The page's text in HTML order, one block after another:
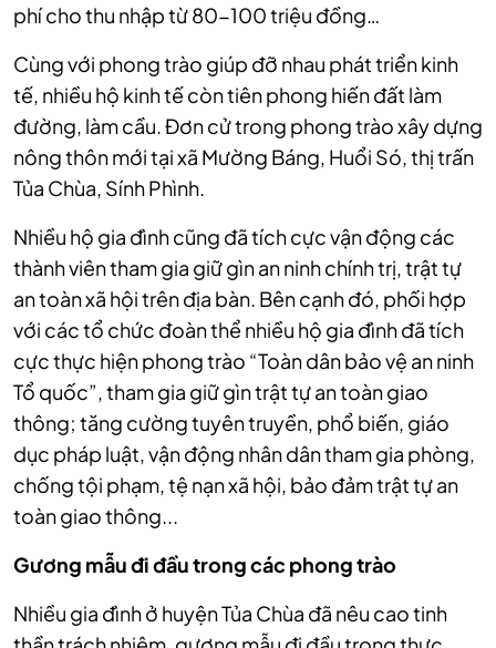
phí cho thu nhập từ 80-100 triệu đồng…
Cùng với phong trào giúp đỡ nhau phát triển kinh
tế, nhiều hộ kinh tế còn tiên phong hiến đất làm
đường, làm cầu. Đơn cử trong phong trào xây dựng
nông thôn mới tại xã Mường Báng, Huổi Só, thị trấn
Tủa Chùa, Sính Phình.
Nhiều hộ gia đình cũng đã tích cực vận động các
thành viên tham gia giữ gìn an ninh chính trị, trật tự
an toàn xã hội trên địa bàn. Bên cạnh đó, phối hợp
với các tổ chức đoàn thể nhiều hộ gia đình đã tích
cực thực hiện phong trào “Toàn dân bảo vệ an ninh
Tổ quốc”, tham gia giữ gìn trật tự an toàn giao
thông; tăng cường tuyên truyền, phổ biến, giáo
dục pháp luật, vận động nhân dân tham gia phòng,
chống tội phạm, tệ nạn xã hội, bảo đảm trật tự an
toàn giao thông...
Gương mẫu đi đầu trong các phong trào
Nhiều gia đình ở huyện Tủa Chùa đã nêu cao tinh